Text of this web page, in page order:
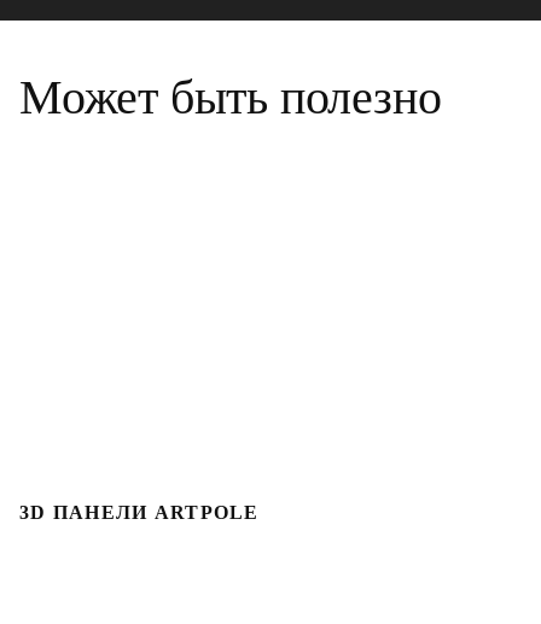
Может быть полезно
3D ПАНЕЛИ ARTPOLE